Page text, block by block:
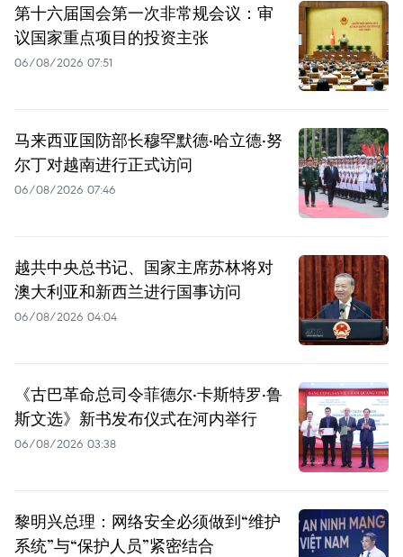
第十六届国会第一次非常规会议：审
议国家重点项目的投资主张
06/08/2026 07:51
马来西亚国防部长穆罕默德·哈立德·努
尔丁对越南进行正式访问
06/08/2026 07:46
越共中央总书记、国家主席苏林将对
澳大利亚和新西兰进行国事访问
06/08/2026 04:04
《古巴革命总司令菲德尔·卡斯特罗·鲁
斯文选》新书发布仪式在河内举行
06/08/2026 03:38
黎明兴总理：网络安全必须做到“维护
系统”与“保护人员”紧密结合